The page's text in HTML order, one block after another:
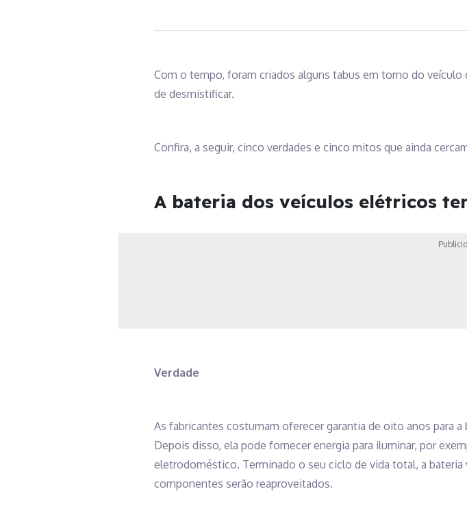
Com o tempo, foram criados alguns tabus em torno do
de desmistificar.
Confira, a seguir, cinco verdades e cinco mitos que ainda
A bateria dos veículos elétricos
Verdade
As fabricantes costumam oferecer garantia de oito anos para a
Depois disso, ela pode fornecer energia para iluminar, por
eletrodoméstico. Terminado o seu ciclo de vida total, a bateria
componentes serão reaproveitados.